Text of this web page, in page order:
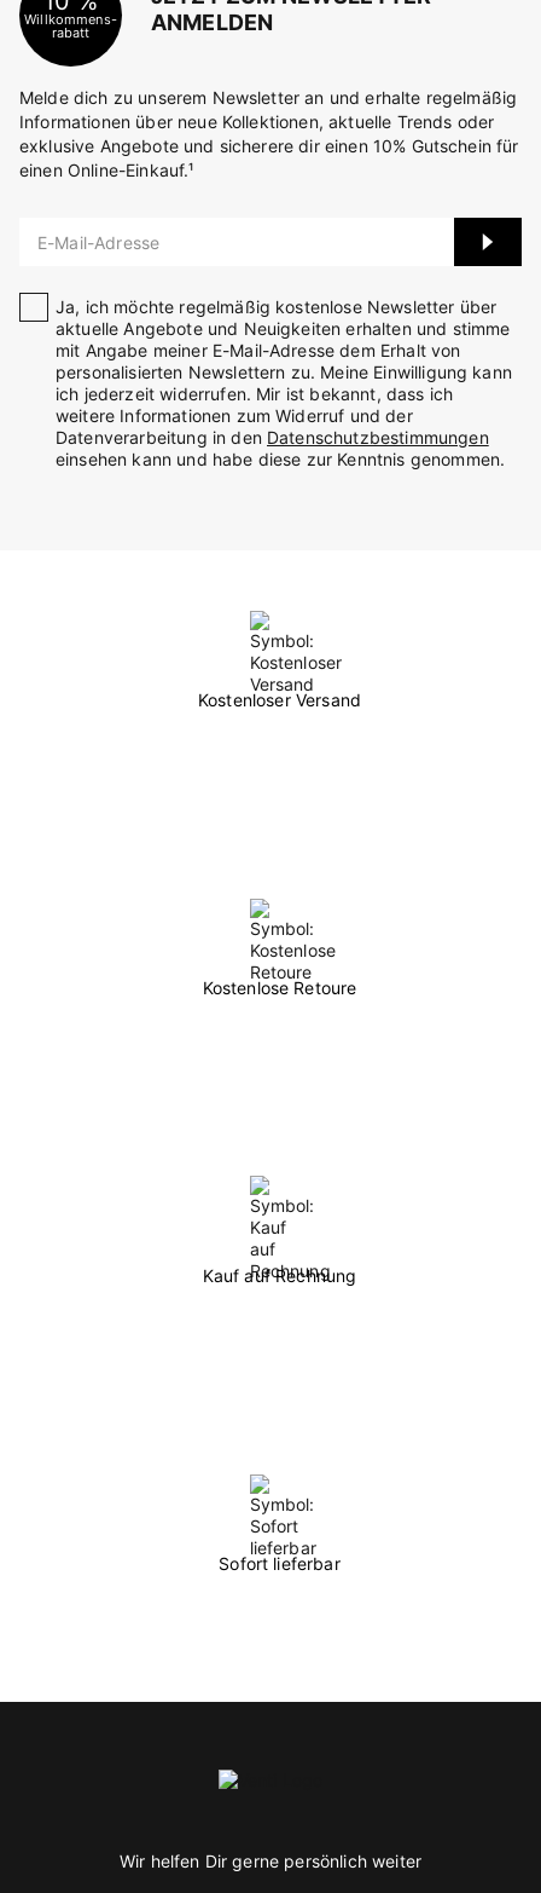
Willkommens-
rabatt
ANMELDEN
Melde dich zu unserem Newsletter an und erhalte regelmäßig
Informationen über neue Kollektionen, aktuelle Trends oder
exklusive Angebote und sicherere dir einen 10% Gutschein für
einen Online-Einkauf.¹
E-Mail-Adresse
Ja, ich möchte regelmäßig kostenlose Newsletter über
aktuelle Angebote und Neuigkeiten erhalten und stimme
mit Angabe meiner E-Mail-Adresse dem Erhalt von
personalisierten Newslettern zu. Meine Einwilligung kann
ich jederzeit widerrufen. Mir ist bekannt, dass ich
weitere Informationen zum Widerruf und der
Datenverarbeitung in den Datenschutzbestimmungen
einsehen kann und habe diese zur Kenntnis genommen.
Kostenloser Versand
Kostenlose Retoure
Kauf auf Rechnung
Sofort lieferbar
Wir helfen Dir gerne persönlich weiter